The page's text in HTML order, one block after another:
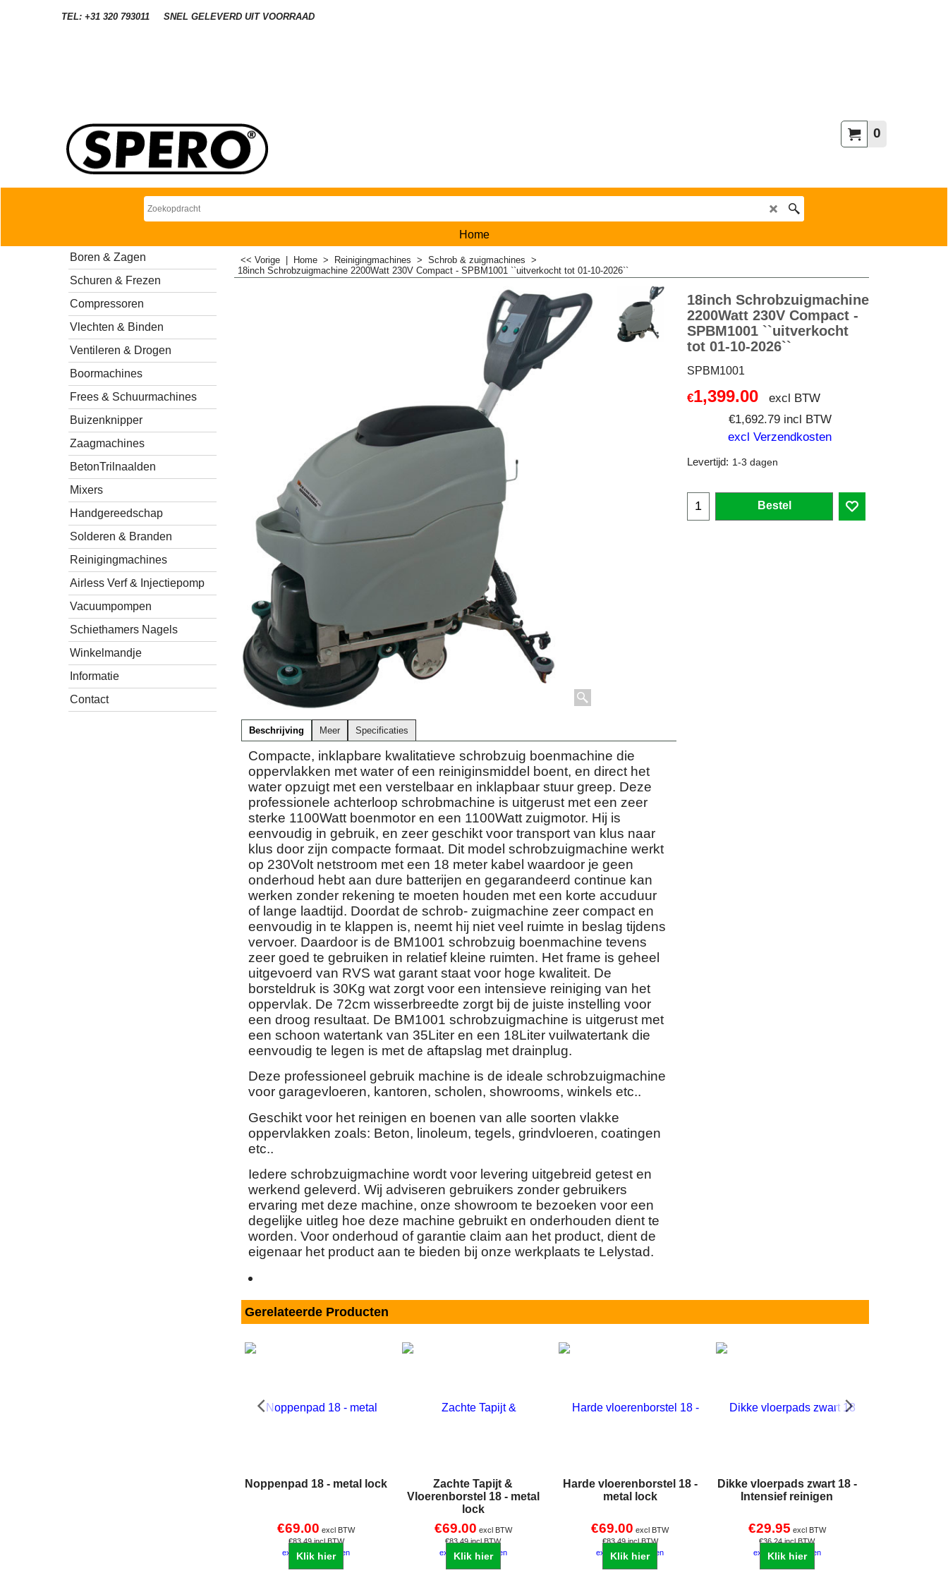
TEL: +31 320 793011 SNEL GELEVERD UIT VOORRAAD
0
Home
Boren & Zagen
Schuren & Frezen
Compressoren
Vlechten & Binden
Ventileren & Drogen
Boormachines
Frees & Schuurmachines
Buizenknipper
Zaagmachines
BetonTrilnaalden
Mixers
Handgereedschap
Solderen & Branden
Reinigingmachines
Airless Verf & Injectiepomp
Vacuumpompen
Schiethamers Nagels
Winkelmandje
Informatie
Contact
<< Vorige Home > Reinigingmachines > Schrob & zuigmachines >
18inch Schrobzuigmachine 2200Watt 230V Compact - SPBM1001 ``uitverkocht tot 01-10-2026``
18inch Schrobzuigmachine
2200Watt 230V Compact -
SPBM1001 ``uitverkocht
tot 01-10-2026``
SPBM1001
€1,399.00
excl BTW
€1,692.79 incl BTW
excl Verzendkosten
Levertijd: 1-3 dagen
Bestel
Beschrijving Meer Specificaties
Compacte, inklapbare kwalitatieve schrobzuig boenmachine die
oppervlakken met water of een reiniginsmiddel boent, en direct het
water opzuigt met een verstelbaar en inklapbaar stuur greep. Deze
professionele achterloop schrobmachine is uitgerust met een zeer
sterke 1100Watt boenmotor en een 1100Watt zuigmotor. Hij is
eenvoudig in gebruik, en zeer geschikt voor transport van klus naar
klus door zijn compacte formaat. Dit model schrobzuigmachine werkt
op 230Volt netstroom met een 18 meter kabel waardoor je geen
onderhoud hebt aan dure batterijen en gegarandeerd continue kan
werken zonder rekening te moeten houden met een korte accuduur
of lange laadtijd. Doordat de schrob- zuigmachine zeer compact en
eenvoudig in te klappen is, neemt hij niet veel ruimte in beslag tijdens
vervoer. Daardoor is de BM1001 schrobzuig boenmachine tevens
zeer goed te gebruiken in relatief kleine ruimten. Het frame is geheel
uitgevoerd van RVS wat garant staat voor hoge kwaliteit. De
borsteldruk is 30Kg wat zorgt voor een intensieve reiniging van het
oppervlak. De 72cm wisserbreedte zorgt bij de juiste instelling voor
een droog resultaat. De BM1001 schrobzuigmachine is uitgerust met
een schoon watertank van 35Liter en een 18Liter vuilwatertank die
eenvoudig te legen is met de aftapslag met drainplug.
Deze professioneel gebruik machine is de ideale schrobzuigmachine
voor garagevloeren, kantoren, scholen, showrooms, winkels etc..
Geschikt voor het reinigen en boenen van alle soorten vlakke
oppervlakken zoals: Beton, linoleum, tegels, grindvloeren, coatingen
etc..
Iedere schrobzuigmachine wordt voor levering uitgebreid getest en
werkend geleverd. Wij adviseren gebruikers zonder gebruikers
ervaring met deze machine, onze showroom te bezoeken voor een
degelijke uitleg hoe deze machine gebruikt en onderhouden dient te
worden. Voor onderhoud of garantie claim aan het product, dient de
eigenaar het product aan te bieden bij onze werkplaats te Lelystad.
Gerelateerde Producten
Noppenpad 18 - metal lock
€69.00 excl BTW
€83.49 incl BTW
excl Verzendkosten
Zachte Tapijt &
Vloerenborstel 18 - metal
lock
€69.00 excl BTW
€83.49 incl BTW
excl Verzendkosten
Harde vloerenborstel 18 -
metal lock
€69.00 excl BTW
€83.49 incl BTW
excl Verzendkosten
Dikke vloerpads zwart 18 -
Intensief reinigen
€29.95 excl BTW
€36.24 incl BTW
excl Verzendkosten